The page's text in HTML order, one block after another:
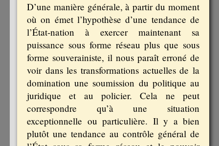
D’une manière générale, à partir du moment
où on émet l’hypothèse d’une tendance de
l’État-nation à exercer maintenant sa
puissance sous forme réseau plus que sous
forme souverainiste, il nous paraît erroné de
voir dans les transformations actuelles de la
domination une soumission du politique au
juridique et au policier. Cela ne peut
correspondre qu’à une situation
exceptionnelle ou particulière. Il y a bien
plutôt une tendance au contrôle général de